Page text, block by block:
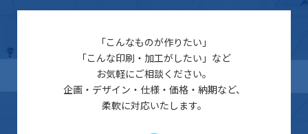
「こんなものが作りたい」
「こんな印刷・加工がしたい」など
お気軽にご相談ください。
企画・デザイン・仕様・価格・納期など、
柔軟に対応いたします。